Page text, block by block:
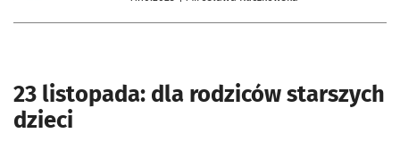
23 listopada: dla rodziców starszych
dzieci